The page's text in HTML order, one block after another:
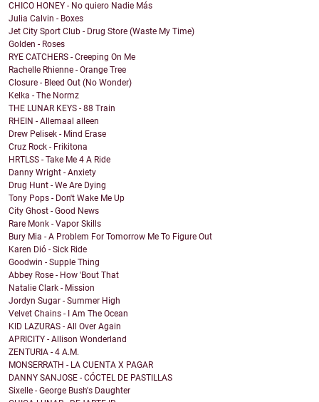
CHICO HONEY - No quiero Nadie Más
Julia Calvin - Boxes
Jet City Sport Club - Drug Store (Waste My Time)
Golden - Roses
RYE CATCHERS - Creeping On Me
Rachelle Rhienne - Orange Tree
Closure - Bleed Out (No Wonder)
Kelka - The Normz
THE LUNAR KEYS - 88 Train
RHEIN - Allemaal alleen
Drew Pelisek - Mind Erase
Cruz Rock - Frikitona
HRTLSS - Take Me 4 A Ride
Danny Wright - Anxiety
Drug Hunt - We Are Dying
Tony Pops - Don't Wake Me Up
City Ghost - Good News
Rare Monk - Vapor Skills
Bury Mia - A Problem For Tomorrow Me To Figure Out
Karen Dió - Sick Ride
Goodwin - Supple Thing
Abbey Rose - How 'Bout That
Natalie Clark - Mission
Jordyn Sugar - Summer High
Velvet Chains - I Am The Ocean
KID LAZURAS - All Over Again
APRICITY - Allison Wonderland
ZENTURIA - 4 A.M.
MONSERRATH - LA CUENTA X PAGAR
DANNY SANJOSE - CÓCTEL DE PASTILLAS
Sixelle - George Bush's Daughter